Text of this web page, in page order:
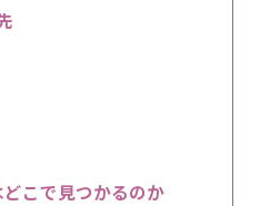
こで見つかるのか